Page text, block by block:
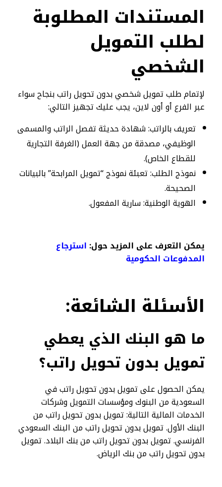
المستندات المطلوبة
لطلب التمويل
الشخصي
لإتمام طلب تمويل شخصي بدون تحويل راتب بنجاح سواء
عبر الفرع أو أون لاين، يجب عليك تجهيز التالي:
تعريف بالراتب: شهادة حديثة تفصل الراتب والمسمى
الوظيفي، مصدقة من جهة العمل (الغرفة التجارية
للقطاع الخاص).
نموذج الطلب: تعبئة نموذج “تمويل المرابحة” بالبيانات
الصحيحة.
الهوية الوطنية: سارية المفعول.
يمكن التعرف على المزيد حول: استرجاع
المدفوعات الحكومية
الأسئلة الشائعة:
ما هو البنك الذي يعطي
تمويل بدون تحويل راتب؟
يمكن الحصول على تمويل بدون تحويل راتب في
السعودية من البنوك ومؤسسات التمويل وشركات
الخدمات المالية التالية: تمويل بدون تحويل راتب من
البنك الأول. تمويل بدون تحويل راتب من البنك السعودي
الفرنسي. تمويل بدون تحويل راتب من بنك البلاد. تمويل
بدون تحويل راتب من بنك الرياض.